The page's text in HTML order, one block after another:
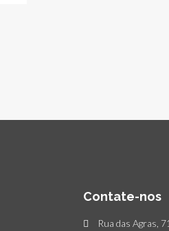
Contate-nos
Rua das Agras,